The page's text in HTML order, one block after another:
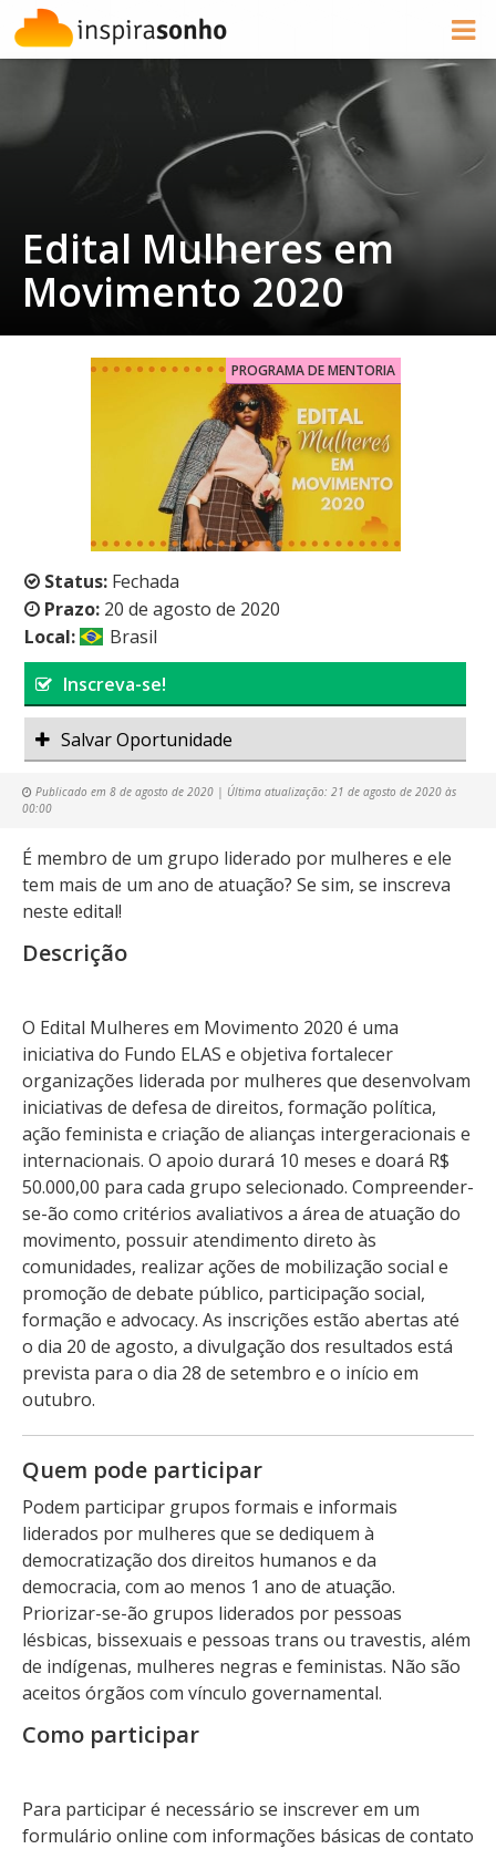
Edital Mulheres em
Movimento 2020
PROGRAMA DE MENTORIA
Status: Fechada
Prazo: 20 de agosto de 2020
Local:
Brasil
Inscreva-se!
Salvar Oportunidade
Publicado em 8 de agosto de 2020 | Última atualização: 21 de agosto de 2020 às
00:00
É membro de um grupo liderado por mulheres e ele
tem mais de um ano de atuação? Se sim, se inscreva
neste edital!
Descrição
O Edital Mulheres em Movimento 2020 é uma
iniciativa do Fundo ELAS e objetiva fortalecer
organizações liderada por mulheres que desenvolvam
iniciativas de defesa de direitos, formação política,
ação feminista e criação de alianças intergeracionais e
internacionais. O apoio durará 10 meses e doará R$
50.000,00 para cada grupo selecionado. Compreender-
se-ão como critérios avaliativos a área de atuação do
movimento, possuir atendimento direto às
comunidades, realizar ações de mobilização social e
promoção de debate público, participação social,
formação e advocacy. As inscrições estão abertas até
o dia 20 de agosto, a divulgação dos resultados está
prevista para o dia 28 de setembro e o início em
outubro.
Quem pode participar
Podem participar grupos formais e informais
liderados por mulheres que se dediquem à
democratização dos direitos humanos e da
democracia, com ao menos 1 ano de atuação.
Priorizar-se-ão grupos liderados por pessoas
lésbicas, bissexuais e pessoas trans ou travestis, além
de indígenas, mulheres negras e feministas. Não são
aceitos órgãos com vínculo governamental.
Como participar
Para participar é necessário se inscrever em um
formulário online com informações básicas de contato